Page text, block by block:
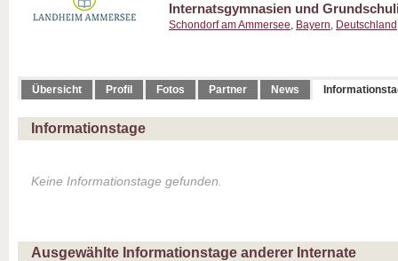
Internatsgymnasien und
Schondorf am Ammersee, Bayern, Deutschland
Übersicht Profil Fotos Partner News
Informationstage
Keine Informationstage gefunden.
Ausgewählte Informationstage anderer Internate